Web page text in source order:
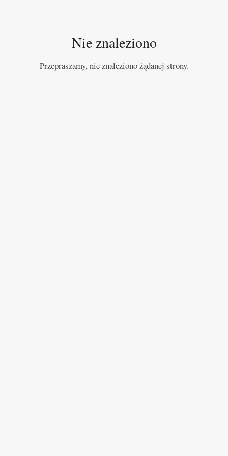
Nie znaleziono
Przepraszamy, nie znaleziono żądanej strony.